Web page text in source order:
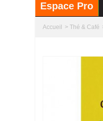
Espace Pro
Accueil > Thé & Café